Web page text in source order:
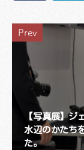
Prev
【写真展】
水辺のかたち
た。